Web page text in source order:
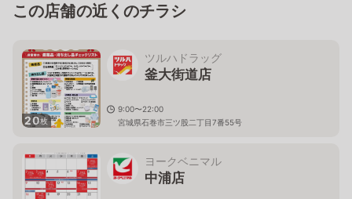
この店舗の近くのチラシ
20枚
ツルハドラッグ
釜大街道店
9:00〜22:00
宮城県石巻市三ツ股二丁目7番55号
ヨークベニマル
中浦店